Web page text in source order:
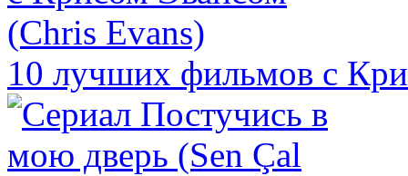
10 лучших фильмов с